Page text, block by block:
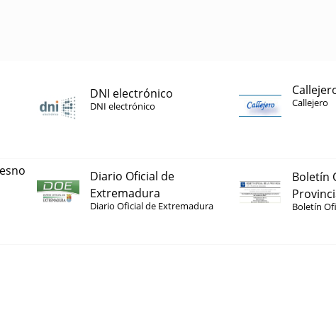
DNI electrónico
DNI electrónico Callejero
Diario Oficial de
Extremadura
Diario Oficial de Extremadura
Boletín
Boletín